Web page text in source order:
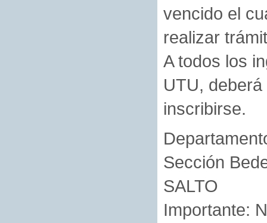
vencido el
realizar
A todos los
UTU,
inscribirse.
Sección
SALTO
Importante: